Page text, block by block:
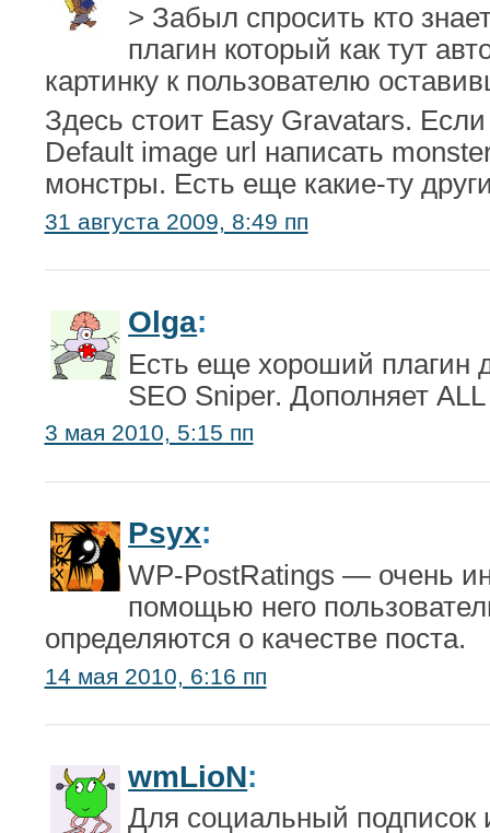
> Забыл спросить кто
плагин который как тут
картинку к пользователю
Здесь стоит Easy Gravatars.
Default image url написать
монстры. Есть еще какие-ту
31 августа 2009, 8:49 пп
Olga:
Есть еще хороший плагин
SEO Sniper. Дополняет
3 мая 2010, 5:15 пп
Psyx:
WP-PostRatings — очень
помощью него
определяются о качестве поста.
14 мая 2010, 6:16 пп
wmLioN:
Для социальный подписок